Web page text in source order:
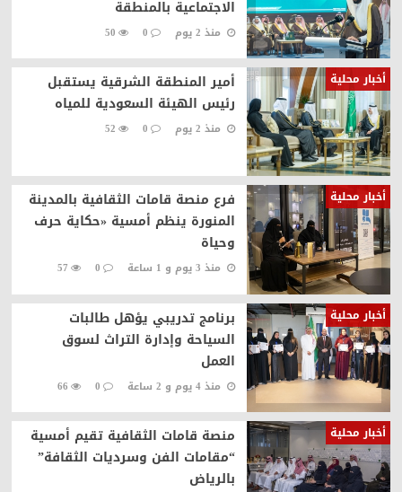
الاجتماعية بالمنطقة
منذ 2 يوم 0
50
أخبار محلية
أمير المنطقة الشرقية يستقبل
رئيس الهيئة السعودية للمياه
منذ 2 يوم 0
52
أخبار محلية
فرع منصة قامات الثقافية بالمدينة
المنورة ينظم أمسية «حكاية حرف
وحياة
منذ 3 يوم و 1 ساعة 0
57
أخبار محلية
برنامج تدريبي يؤهل طالبات
السياحة وإدارة التراث لسوق
العمل
منذ 4 يوم و 2 ساعة 0
66
أخبار محلية
منصة قامات الثقافية تقيم أمسية
“مقامات الفن وسرديات الثقافة”
بالرياض